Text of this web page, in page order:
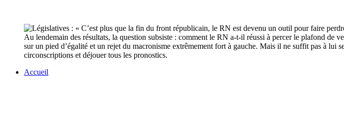
Au lendemain des résultats, la question subsiste : comment le RN a-t-il réussi à percer le plafond
sur un pied d’égalité et un rejet du macronisme extrêmement fort à gauche. Mais il ne suffit pas à
circonscriptions et déjouer tous les pronostics.
Accueil